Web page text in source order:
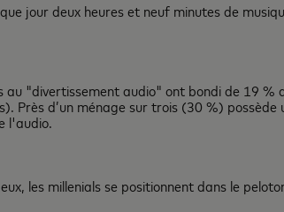
jour deux heures et neuf minutes de
au "divertissement audio" ont bondi de 19 %
d’un ménage sur trois (30 %) possède
l'audio.
les millenials se positionnent dans le